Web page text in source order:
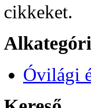
cikkeket.
Óvilági